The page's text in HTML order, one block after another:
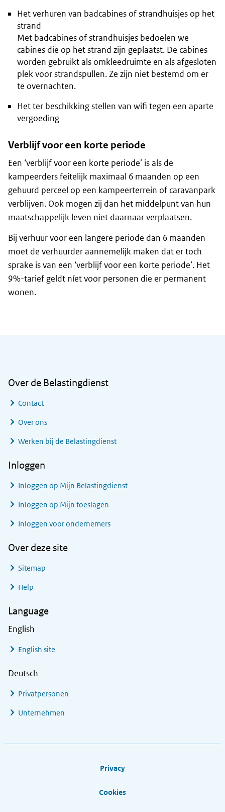
Het verhuren van badcabines of strandhuisjes op het
strand
Met badcabines of strandhuisjes bedoelen we
cabines die op het strand zijn geplaatst. De cabines
worden gebruikt als omkleedruimte en als afgesloten
plek voor strandspullen. Ze zijn niet bestemd om er
te overnachten.
Het ter beschikking stellen van wifi tegen een aparte
vergoeding
Verblijf voor een korte periode
Een ‘verblijf voor een korte periode’ is als de
kampeerders feitelijk maximaal 6 maanden op een
gehuurd perceel op een kampeerterrein of caravanpark
verblijven. Ook mogen zij dan het middelpunt van hun
maatschappelijk leven niet daarnaar verplaatsen.
Bij verhuur voor een langere periode dan 6 maanden
moet de verhuurder aannemelijk maken dat er toch
sprake is van een ‘verblijf voor een korte periode’. Het
9%-tarief geldt níet voor personen die er permanent
wonen.
Over de Belastingdienst
Contact
Over ons
Werken bij de Belastingdienst
Inloggen
Inloggen op Mijn Belastingdienst
Inloggen op Mijn toeslagen
Inloggen voor ondernemers
Over deze site
Sitemap
Help
Language
English
English site
Deutsch
Privatpersonen
Unternehmen
Privacy
Cookies